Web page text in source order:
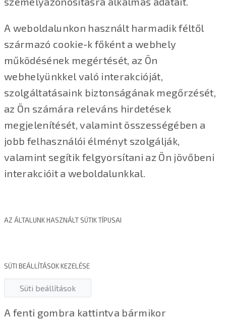
A weboldalunkon használt harmadik féltől
származó cookie-k főként a webhely
működésének megértését, az Ön
webhelyünkkel való interakcióját,
szolgáltatásaink biztonságának megőrzését,
az Ön számára releváns hirdetések
megjelenítését, valamint összességében a
jobb felhasználói élményt szolgálják,
valamint segítik felgyorsítani az Ön jövőbeni
interakcióit a weboldalunkkal.
AZ ÁLTALUNK HASZNÁLT SÜTIK TÍPUSAI
SÜTI BEÁLLÍTÁSOK KEZELÉSE
Süti beállítások
A fenti gombra kattintva bármikor